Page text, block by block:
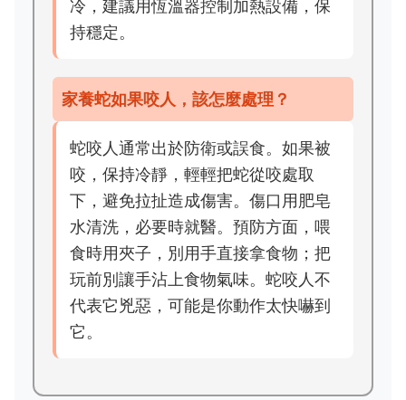
冷，建議用恆溫器控制加熱設備，保
持穩定。
家養蛇如果咬人，該怎麼處理？
蛇咬人通常出於防衛或誤食。如果被
咬，保持冷靜，輕輕把蛇從咬處取
下，避免拉扯造成傷害。傷口用肥皂
水清洗，必要時就醫。預防方面，喂
食時用夾子，別用手直接拿食物；把
玩前別讓手沾上食物氣味。蛇咬人不
代表它兇惡，可能是你動作太快嚇到
它。